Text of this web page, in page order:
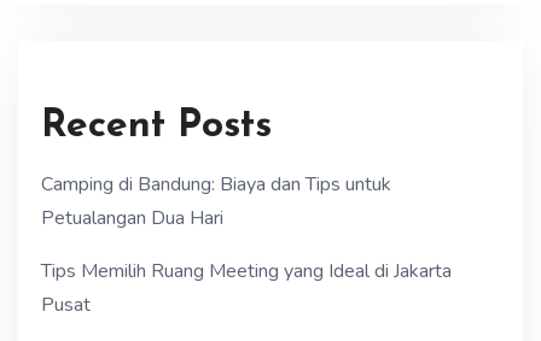
Recent Posts
Camping di Bandung: Biaya dan Tips untuk
Petualangan Dua Hari
Tips Memilih Ruang Meeting yang Ideal di Jakarta
Pusat